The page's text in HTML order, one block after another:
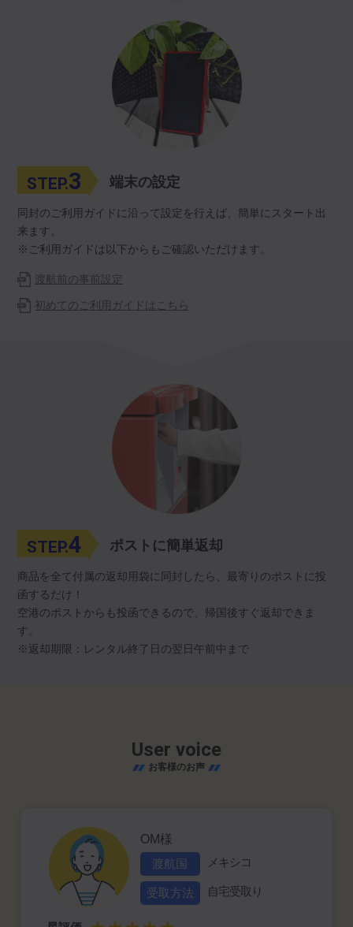
STEP.3 端末の設定
同封のご利用ガイドに沿って設定を行えば、簡単にスタート出
来ます。
※ご利用ガイドは以下からもご確認いただけます。
渡航前の事前設定
初めてのご利用ガイドはこちら
STEP.4 ポストに簡単返却
商品を全て付属の返却用袋に同封したら、最寄りのポストに投
函するだけ！
空港のポストからも投函できるので、帰国後すぐ返却できま
す。
※返却期限：レンタル終了日の翌日午前中まで
User voice
お客様のお声
OM様
渡航国
メキシコ
受取方法 自宅受取り